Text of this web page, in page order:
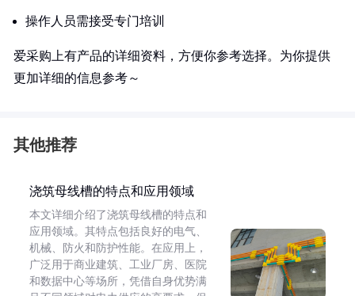
操作人员需接受专门培训
爱采购上有产品的详细资料，方便你参考选择。为你提供
更加详细的信息参考～
其他推荐
浇筑母线槽的特点和应用领域
本文详细介绍了浇筑母线槽的特点和
应用领域。其特点包括良好的电气、
机械、防火和防护性能。在应用上，
广泛用于商业建筑、工业厂房、医院
和数据中心等场所，凭借自身优势满